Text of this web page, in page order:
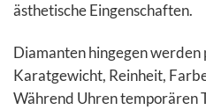
ästhetische Eingenschaften.
Diamanten hingegen
Karatgewicht, Reinheit,
Während Uhren temporären